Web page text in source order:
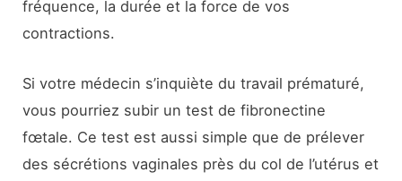
fréquence, la durée et la force de vos
contractions.
Si votre médecin s’inquiète du travail prématuré,
vous pourriez subir un test de fibronectine
fœtale. Ce test est aussi simple que de prélever
des sécrétions vaginales près du col de l’utérus et